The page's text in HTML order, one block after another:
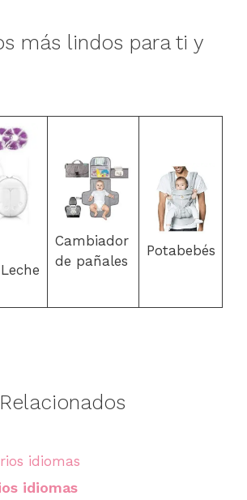
más lindos para ti y
Cambiador
de pañales
Potabebés
idiomas